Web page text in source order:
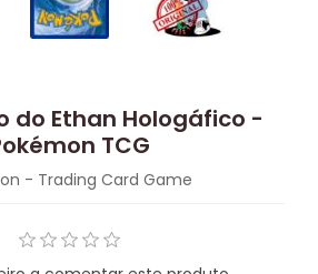
do Ethan Hologáfico -
TCG
- Trading Card Game